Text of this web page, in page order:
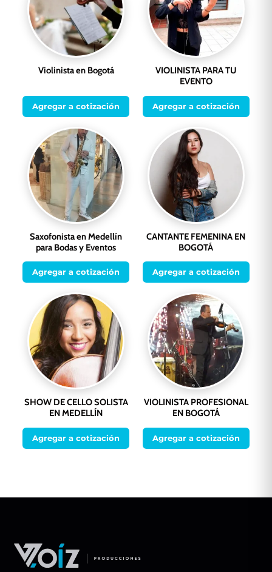
Violinista en Bogotá
Agregar a cotización
VIOLINISTA PARA TU
EVENTO
Agregar a cotización
Saxofonista en Medellín
para Bodas y Eventos
Agregar a cotización
CANTANTE FEMENINA EN
BOGOTÁ
Agregar a cotización
SHOW DE CELLO SOLISTA
EN MEDELLÍN
Agregar a cotización
VIOLINISTA PROFESIONAL
EN BOGOTÁ
Agregar a cotización